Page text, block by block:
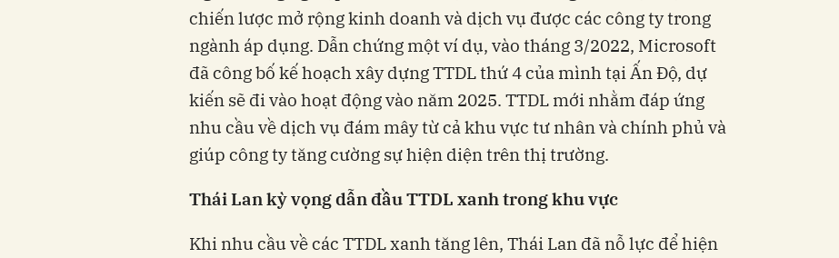
chiến lược mở rộng kinh doanh và dịch vụ được các công ty trong
ngành áp dụng. Dẫn chứng một ví dụ, vào tháng 3/2022, Microsoft
đã công bố kế hoạch xây dựng TTDL thứ 4 của mình tại Ấn Độ, dự
kiến sẽ đi vào hoạt động vào năm 2025. TTDL mới nhằm đáp ứng
nhu cầu về dịch vụ đám mây từ cả khu vực tư nhân và chính phủ và
giúp công ty tăng cường sự hiện diện trên thị trường.
Thái Lan kỳvọng dẫn đầuTTDL xanh trong khu vực
Khi nhu cầu về các TTDL xanh tăng lên, Thái Lan đã nỗ lực để hiện